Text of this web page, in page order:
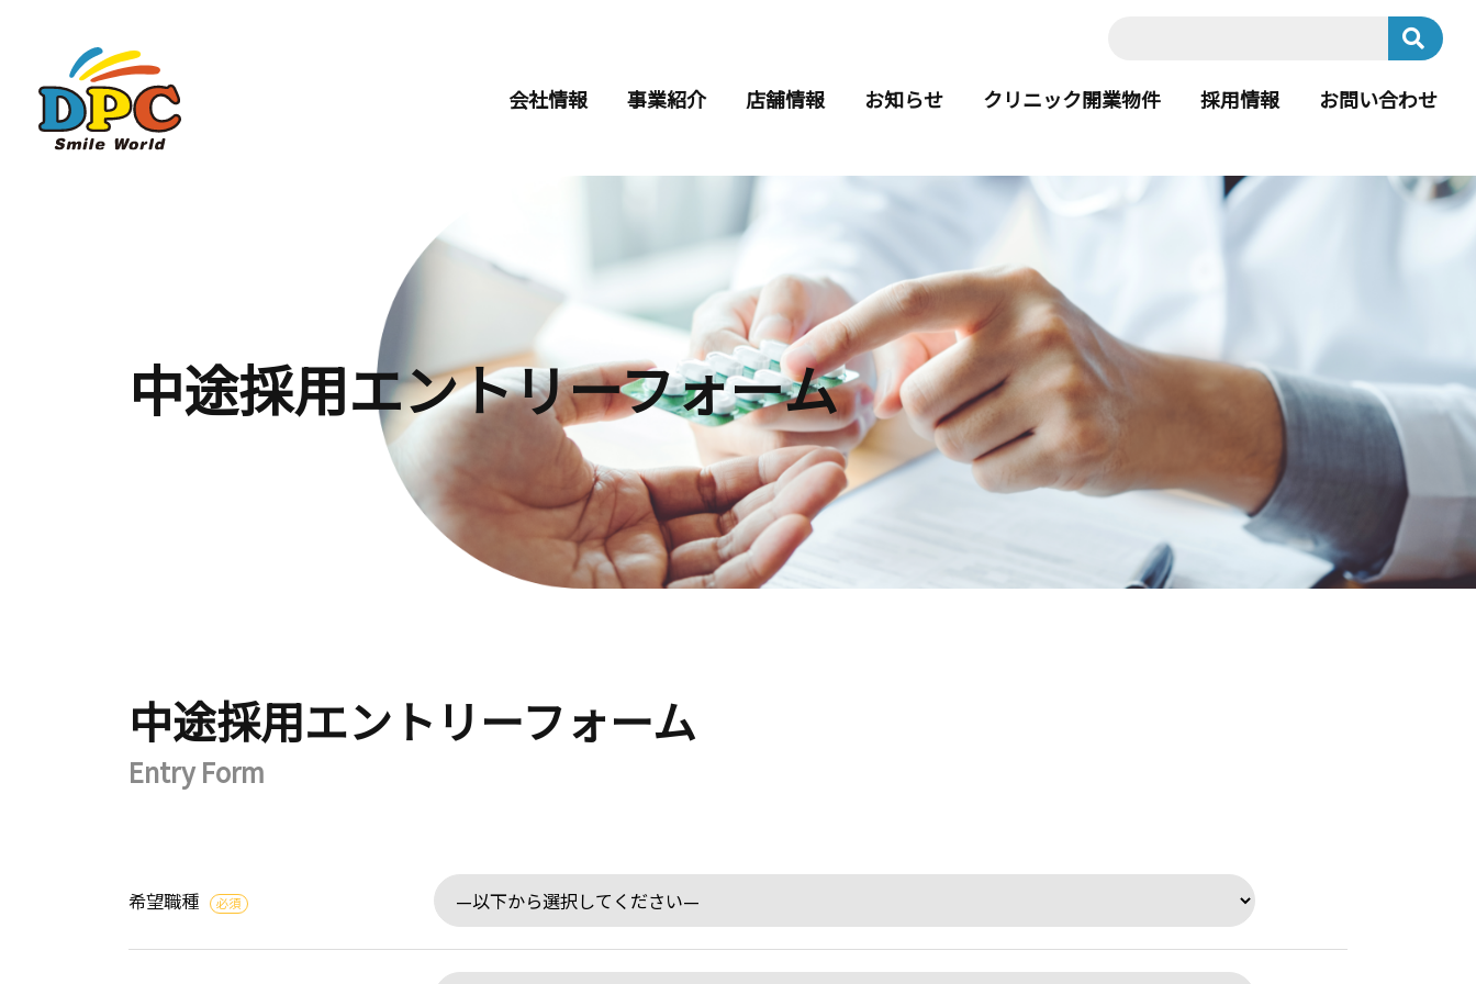
会社情報 事業紹介 店舗情報 お知らせ クリニック開業物件 採用情報 お問い合わせ
中途採用エントリーフォーム
中途採用エントリーフォーム
Entry Form
希望職種 必須